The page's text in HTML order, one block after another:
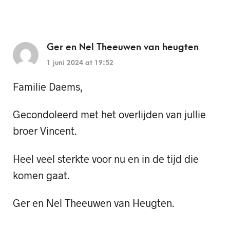
Ger en Nel Theeuwen van heugten
1 juni 2024 at 19:52
Familie Daems,
Gecondoleerd met het overlijden van jullie
broer Vincent.
Heel veel sterkte voor nu en in de tijd die
komen gaat.
Ger en Nel Theeuwen van Heugten.